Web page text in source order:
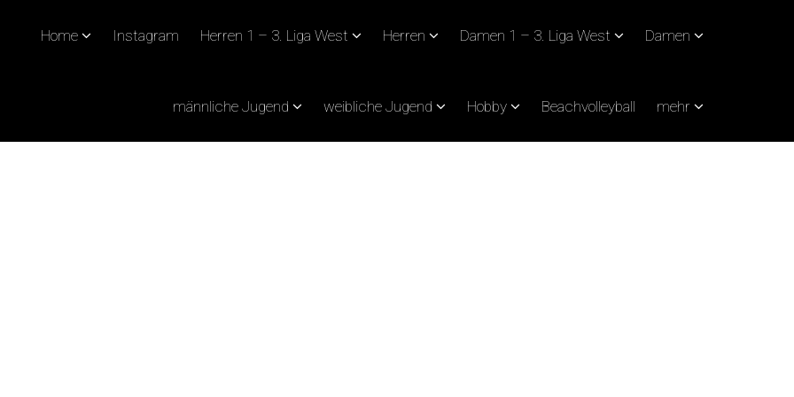
Home Instagram Herren 1 – 3. Liga West Herren Damen 1 – 3. Liga West Damen
männliche Jugend weibliche Jugend Hobby Beachvolleyball mehr